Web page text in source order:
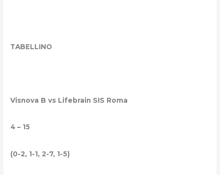
TABELLINO
Visnova B vs Lifebrain SIS Roma
4 – 15
(0-2, 1-1, 2-7, 1-5)